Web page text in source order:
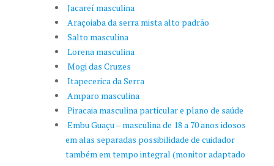
Jacareí masculina
Araçoiaba da serra mista alto padrão
Salto masculina
Lorena masculina
Mogi das Cruzes
Itapecerica da Serra
Amparo masculina
Piracaia masculina particular e plano de saúde
Embu Guaçu – masculina de 18 a 70 anos idosos
em alas separadas possibilidade de cuidador
também em tempo integral (monitor adaptado